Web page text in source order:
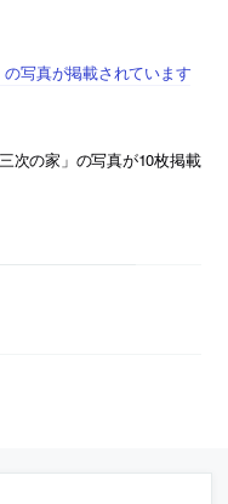
写真が掲載されています
次の家」の写真が10枚掲載